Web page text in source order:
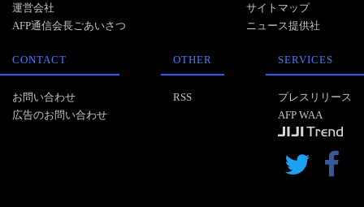
運営会社
AFP通信会長ごあいさつ
サイトマップ
ニュース提供社
CONTACT
お問い合わせ
広告のお問い合わせ
OTHER
RSS
SERVICES
プレスリリース
AFP WAA